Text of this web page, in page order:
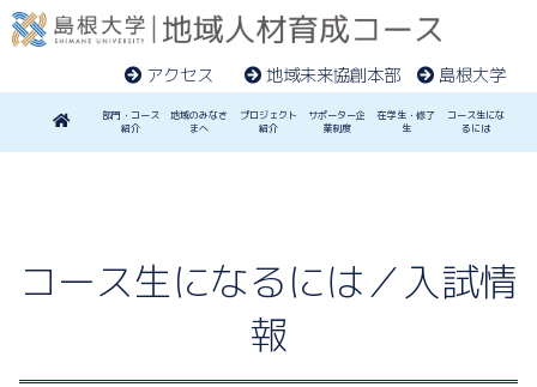
アクセス 地域未来協創本部 島根大学
部門・コース
紹介
地域のみなさ
まへ
プロジェクト
紹介
サポーター企
業制度
在学生・修了
生
コース生にな
るには
コース生になるには／入試情
報